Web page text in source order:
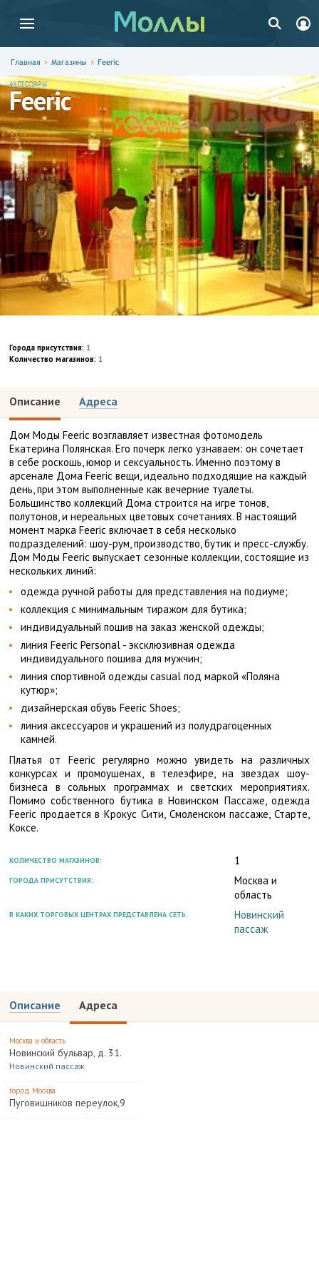
Главная Магазины Feeric
АКСЕССУАРЫ
Feeric
Города присутствия: 1
Количество магазинов: 1
Описание Адреса
Дом Моды Feeric возглавляет известная фотомодель
Екатерина Полянская. Его почерк легко узнаваем: он сочетает
в себе роскошь, юмор и сексуальность. Именно поэтому в
арсенале Дома Feeric вещи, идеально подходящие на каждый
день, при этом выполненные как вечерние туалеты.
Большинство коллекций Дома строится на игре тонов,
полутонов, и нереальных цветовых сочетаниях. В настоящий
момент марка Feeric включает в себя несколько
подразделений: шоу-рум, производство, бутик и пресс-службу.
Дом Моды Feeric выпускает сезонные коллекции, состоящие из
нескольких линий:
одежда ручной работы для представления на подиуме;
коллекция с минимальным тиражом для бутика;
индивидуальный пошив на заказ женской одежды;
линия Feeric Personal - эксклюзивная одежда
индивидуального пошива для мужчин;
линия спортивной одежды casual под маркой «Поляна
кутюр»;
дизайнерская обувь Feeric Shoes;
линия аксессуаров и украшений из полудрагоценных
камней.
Платья от Feeric регулярно можно увидеть на различных
конкурсах и промоушенах, в телеэфире, на звездах шоу-
бизнеса в сольных программах и светских мероприятиях.
Помимо собственного бутика в Новинском Пассаже, одежда
Feeric продается в Крокус Сити, Смоленском пассаже, Старте,
Коксе.
КОЛИЧЕСТВО МАГАЗИНОВ: 1
ГОРОДА ПРИСУТСТВИЯ:
Москва и
область
В КАКИХ ТОРГОВЫХ ЦЕНТРАХ ПРЕДСТАВЛЕНА СЕТЬ:
Новинский
пассаж
Описание Адреса
Москва и область
Новинский бульвар‚ д. 31.
Новинский пассаж
город Москва
Пуговишников переулок,9